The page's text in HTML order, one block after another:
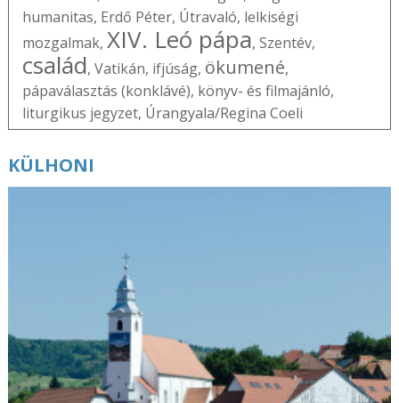
humanitas, Erdő Péter, Útravaló, lelkiségi
mozgalmak, XIV. Leó pápa, Szentév,
család, Vatikán, ifjúság, ökumené,
pápaválasztás (konklávé), könyv- és filmajánló,
liturgikus jegyzet, Úrangyala/Regina Coeli
KÜLHONI